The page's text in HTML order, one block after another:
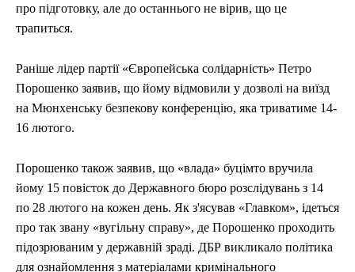
про підготовку, але до останнього не вірив, що це
трапиться.
Раніше лідер партії «Європейська солідарність» Петро
Порошенко заявив, що йому відмовили у дозволі на виїзд
на Мюнхенську безпекову конференцію, яка триватиме 14-
16 лютого.
Порошенко також заявив, що «влада» буцімто вручила
йому 15 повісток до Державного бюро розслідувань з 14
по 28 лютого на кожен день. Як з'ясував «Главком», ідеться
про так звану «вугільну справу», де Порошенко проходить
підозрюваним у державній зраді. ДБР викликало політика
для ознайомлення з матеріалами кримінального